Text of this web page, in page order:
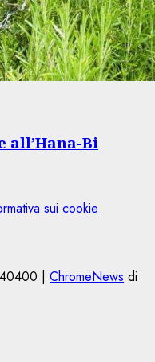
all’Hana-Bi
sui cookie
| ChromeNews di